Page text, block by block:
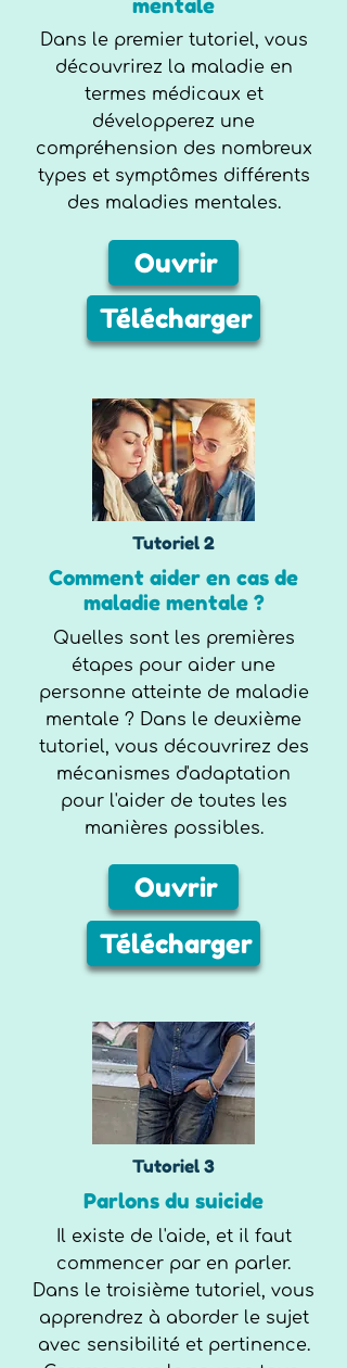
Dans le premier tutoriel, vous
découvrirez la maladie en
termes médicaux et
développerez une
compréhension des nombreux
types et symptômes différents
des maladies mentales.
Ouvrir
Télécharger
Tutoriel 2
Comment aider en cas de
maladie mentale ?
Quelles sont les premières
étapes pour aider une
personne atteinte de maladie
mentale ? Dans le deuxième
tutoriel, vous découvrirez des
mécanismes d'adaptation
pour l'aider de toutes les
manières possibles.
Ouvrir
Télécharger
Tutoriel 3
Parlons du suicide
Il existe de l'aide, et il faut
commencer par en parler.
Dans le troisième tutoriel, vous
apprendrez à aborder le sujet
avec sensibilité et pertinence.